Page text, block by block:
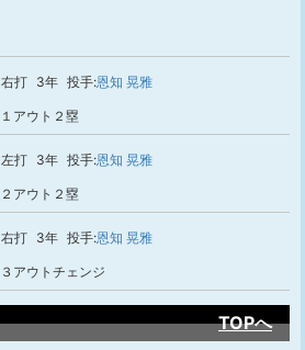
右打 3年 投手:恩知 晃雅
１アウト２塁
左打 3年 投手:恩知 晃雅
２アウト２塁
右打 3年 投手:恩知 晃雅
３アウトチェンジ
TOPへ